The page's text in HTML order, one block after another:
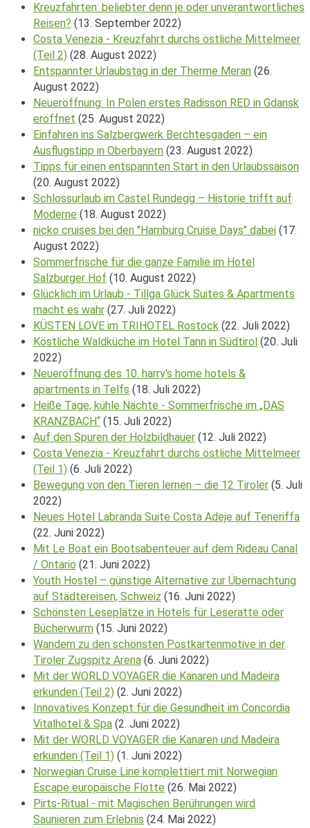
Kreuzfahrten: beliebter denn je oder unverantwortliches
Reisen? (13. September 2022)
Costa Venezia - Kreuzfahrt durchs östliche Mittelmeer
(Teil 2) (28. August 2022)
Entspannter Urlaubstag in der Therme Meran (26.
August 2022)
Neueröffnung: In Polen erstes Radisson RED in Gdansk
eröffnet (25. August 2022)
Einfahren ins Salzbergwerk Berchtesgaden – ein
Ausflugstipp in Oberbayern (23. August 2022)
Tipps für einen entspannten Start in den Urlaubssaison
(20. August 2022)
Schlossurlaub im Castel Rundegg – Historie trifft auf
Moderne (18. August 2022)
nicko cruises bei den "Hamburg Cruise Days" dabei (17.
August 2022)
Sommerfrische für die ganze Familie im Hotel
Salzburger Hof (10. August 2022)
Glücklich im Urlaub - Tillga Glück Suites & Apartments
macht es wahr (27. Juli 2022)
KÜSTEN LOVE im TRIHOTEL Rostock (22. Juli 2022)
Köstliche Waldküche im Hotel Tann in Südtirol (20. Juli
2022)
Neueröffnung des 10. harry's home hotels &
apartments in Telfs (18. Juli 2022)
Heiße Tage, kühle Nächte - Sommerfrische im „DAS
KRANZBACH“ (15. Juli 2022)
Auf den Spuren der Holzbildhauer (12. Juli 2022)
Costa Venezia - Kreuzfahrt durchs östliche Mittelmeer
(Teil 1) (6. Juli 2022)
Bewegung von den Tieren lernen – die 12 Tiroler (5. Juli
2022)
Neues Hotel Labranda Suite Costa Adeje auf Teneriffa
(22. Juni 2022)
Mit Le Boat ein Bootsabenteuer auf dem Rideau Canal
/ Ontario (21. Juni 2022)
Youth Hostel – günstige Alternative zur Übernachtung
auf Städtereisen, Schweiz (16. Juni 2022)
Schönsten Leseplätze in Hotels für Leseratte oder
Bücherwurm (15. Juni 2022)
Wandern zu den schönsten Postkartenmotive in der
Tiroler Zugspitz Arena (6. Juni 2022)
Mit der WORLD VOYAGER die Kanaren und Madeira
erkunden (Teil 2) (2. Juni 2022)
Innovatives Konzept für die Gesundheit im Concordia
Vitalhotel & Spa (2. Juni 2022)
Mit der WORLD VOYAGER die Kanaren und Madeira
erkunden (Teil 1) (1. Juni 2022)
Norwegian Cruise Line komplettiert mit Norwegian
Escape europäische Flotte (26. Mai 2022)
Pirts-Ritual - mit Magischen Berührungen wird
Saunieren zum Erlebnis (24. Mai 2022)